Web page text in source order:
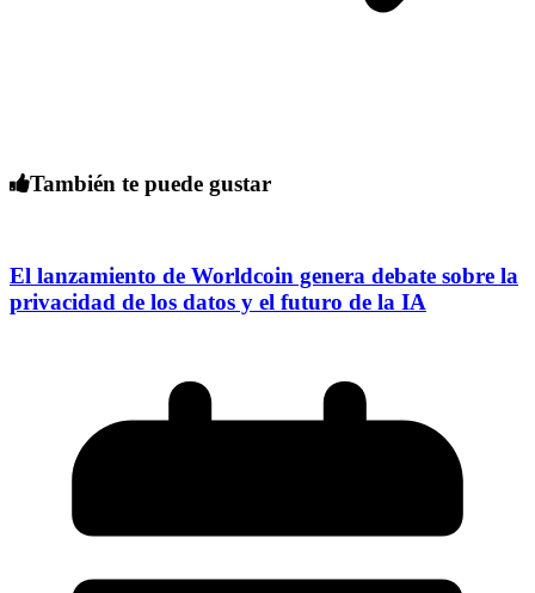
También te puede gustar
El lanzamiento de Worldcoin genera debate sobre la
privacidad de los datos y el futuro de la IA